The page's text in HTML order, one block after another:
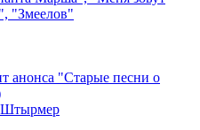
"Змеелов"
анонса "Старые песни о
Штырмер